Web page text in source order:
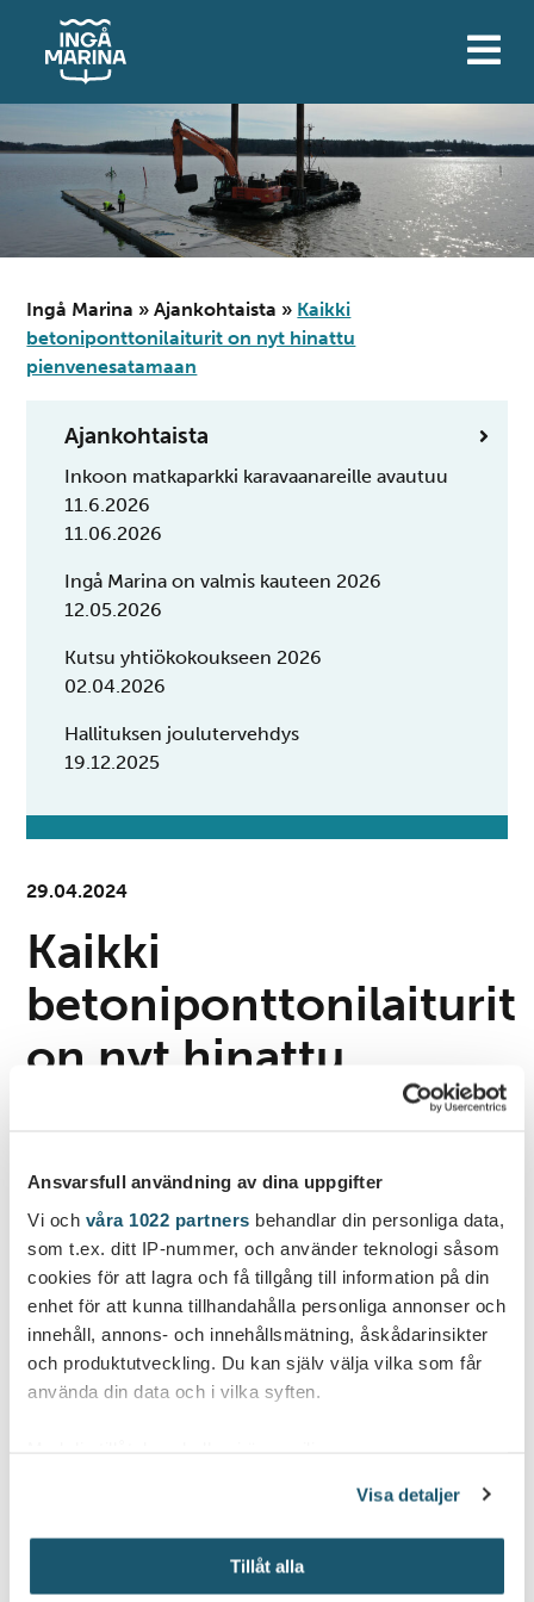
Ansvarsfull användning av dina uppgifter
Vi och våra 1022 partners behandlar din personliga data,
som t.ex. ditt IP-nummer, och använder teknologi såsom
cookies för att lagra och få tillgång till information på din
enhet för att kunna tillhandahålla personliga annonser och
innehåll, annons- och innehållsmätning, åskådarinsikter
och produktutveckling. Du kan själv välja vilka som får
använda din data och i vilka syften.
som kan ha en noggrannhet på upp till flera meter
Identifiera din enhet genom att aktivt skanna den
för specifika kännetecken (fingeravtryck)
Visa detaljer
Tillåt alla
sisältöön
Ingå Marina »Ajankohtaista » Kaikki
betoniponttonilaiturit on nyt hinattu
pienvenesatamaan
Ajankohtaista
Inkoon matkaparkki karavaanareille avautuu
11.6.2026
11.06.2026
Ingå Marina on valmis kauteen 2026
12.05.2026
Kutsu yhtiökokoukseen 2026
02.04.2026
Hallituksen joulutervehdys
19.12.2025
29.04.2024
Kaikki
betoniponttonilaiturit
on nyt hinattu
pienvenesatamaan
Uusien laiturien asentaminen edistyy nyt kovaa
vauhtia.
Sunnuntaina kaikki Inkoonjoen länsipuolen laiturit
olivat ankkuroituna paikoilleen. Itäisen sivun M- ja N-
laiturit ovat satama-altaassa laiturin vierellä.
Aisoja aletaan asentaa vapun jälkeen. Ilmoitamme työn
edistymisestä noin viikon sisällä.